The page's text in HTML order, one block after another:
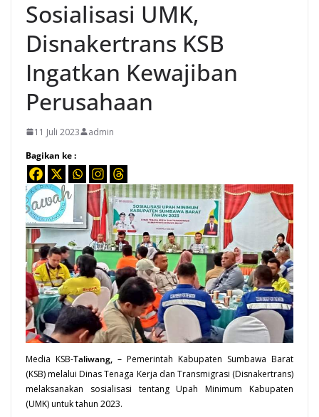
Sosialisasi UMK,
Disnakertrans KSB
Ingatkan Kewajiban
Perusahaan
11 Juli 2023
admin
Bagikan ke :
Media KSB-Taliwang, – Pemerintah Kabupaten Sumbawa Barat
(KSB) melalui Dinas Tenaga Kerja dan Transmigrasi (Disnakertrans)
melaksanakan sosialisasi tentang Upah Minimum Kabupaten
(UMK) untuk tahun 2023.